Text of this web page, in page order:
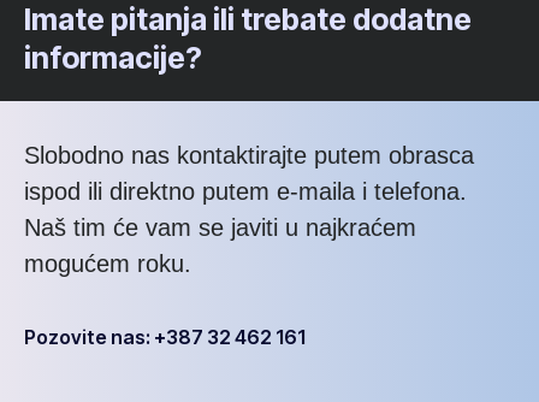
Imate pitanja ili trebate dodatne
informacije?
Slobodno nas kontaktirajte putem obrasca
ispod ili direktno putem e-maila i telefona.
Naš tim će vam se javiti u najkraćem
mogućem roku.
Pozovite nas: +387 32 462 161